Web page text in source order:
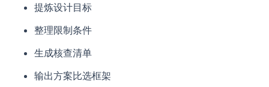
提炼设计目标
整理限制条件
生成核查清单
输出方案比选框架